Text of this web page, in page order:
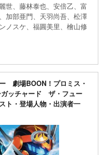
世、藤林泰也、安倍乙、富
加部亜門、天羽尚吾、松澤
ノスケ、福圓美里、檜山修
劇場BOON！プロミス・
ガッチャード ザ・フュー
ト・登場人物・出演者一